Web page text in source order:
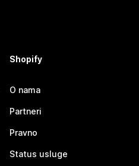
Shopify
O nama
Partneri
Pravno
Status usluge